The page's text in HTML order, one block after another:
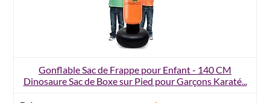
Gonflable Sac de Frappe pour Enfant - 140 CM
Dinosaure Sac de Boxe sur Pied pour Garçons Karaté...